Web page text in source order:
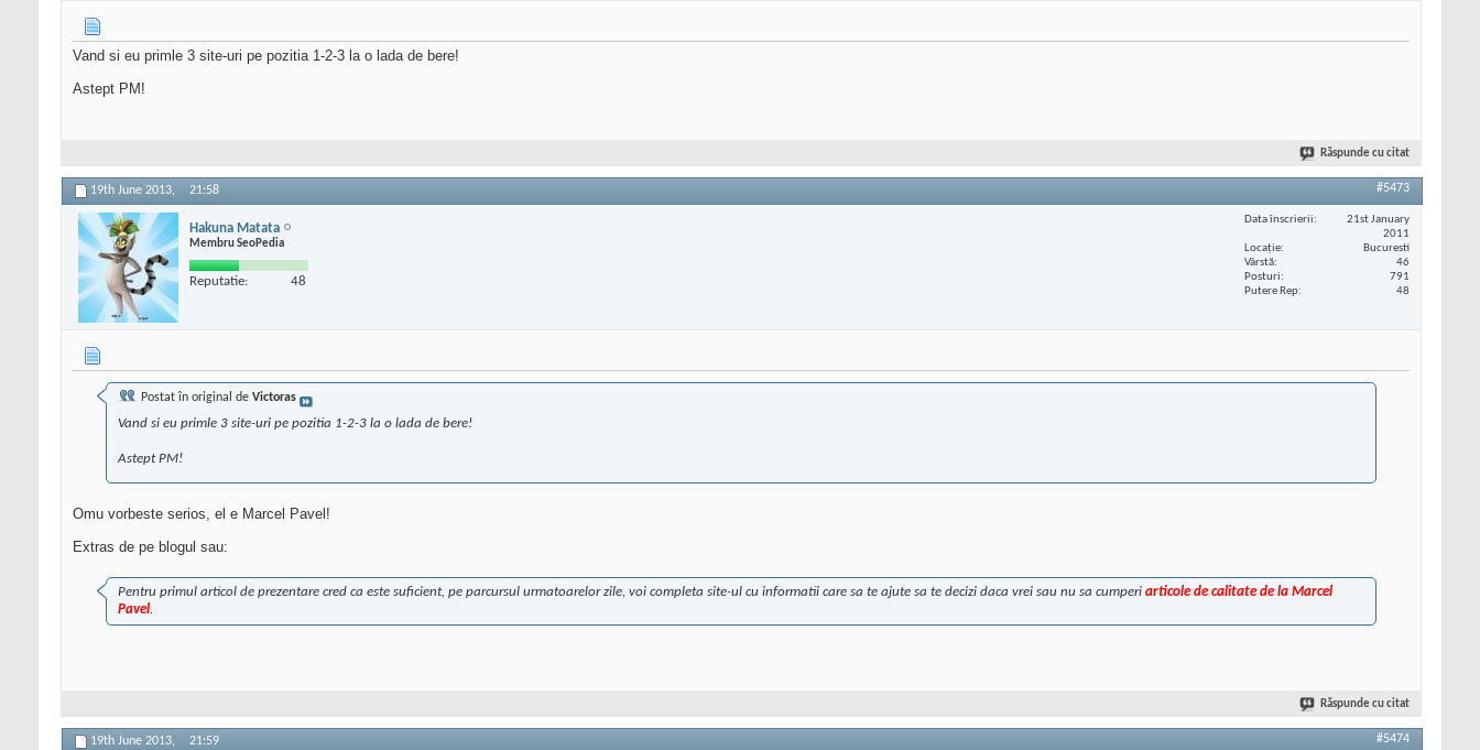
Vand si eu primle 3 site-uri pe pozitia 1-2-3 la o lada de bere!
Astept PM!
Răspunde cu citat
19th June 2013, 21:58 #5473
Hakuna Matata
Membru SeoPedia
Reputatie: 48
Data înscrierii
21st January
2011
Locaţie
Bucuresti
Vârstă
46
Posturi
791
Putere Rep
48
Postat în original de Victoras
Vand si eu primle 3 site-uri pe pozitia 1-2-3 la o lada de bere!
Astept PM!
Omu vorbeste serios, el e Marcel Pavel!
Extras de pe blogul sau:
Pentru primul articol de prezentare cred ca este suficient, pe parcursul urmatoarelor zile, voi completa site-ul cu informatii care sa te ajute sa te decizi daca vrei sau nu sa cumperi articole de calitate de la Marcel
Pavel.
Răspunde cu citat
19th June 2013, 21:59 #5474